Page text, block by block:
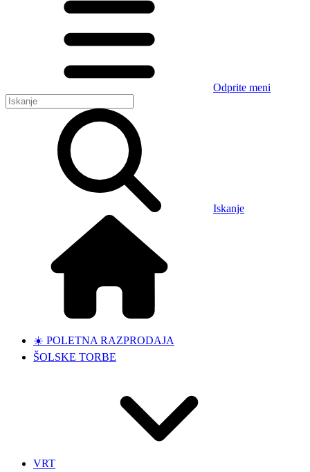
Odprite meni
Iskanje
☀️ POLETNA RAZPRODAJA
ŠOLSKE TORBE
VRT